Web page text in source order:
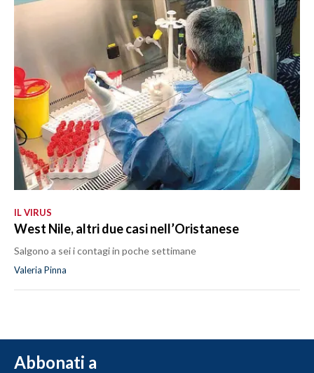
IL VIRUS
West Nile, altri due casi nell’Oristanese
Salgono a sei i contagi in poche settimane
Valeria Pinna
Abbonati a